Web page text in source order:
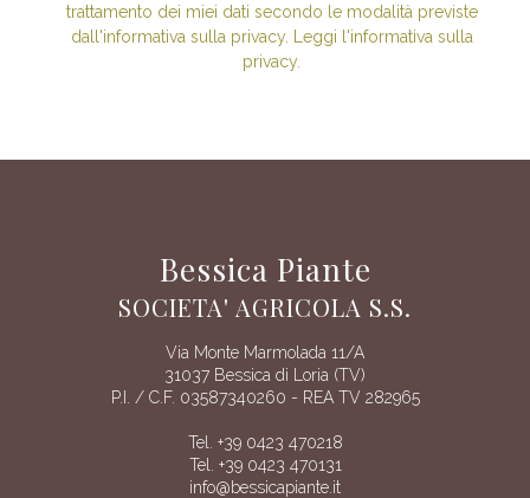
trattamento dei miei dati secondo le modalità previste
dall'informativa sulla privacy. Leggi l'informativa sulla
privacy.
Bessica Piante
SOCIETA' AGRICOLA S.S.
Via Monte Marmolada 11/A
31037 Bessica di Loria (TV)
P.I. / C.F. 03587340260 - REA TV 282965
Tel. +39 0423 470218
Tel. +39 0423 470131
info@bessicapiante.it